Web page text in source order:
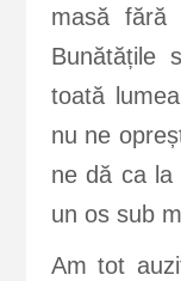
masă
Bunătățile
toată
nu ne
ne dă ca la
un os sub
Am tot